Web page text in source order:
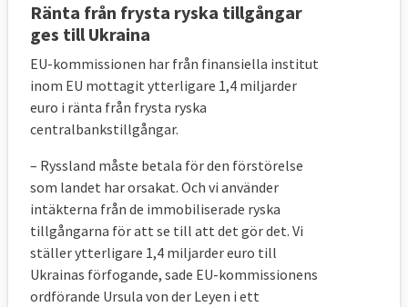
Ränta från frysta ryska tillgångar
ges till Ukraina
EU-kommissionen har från finansiella institut
inom EU mottagit ytterligare 1,4 miljarder
euro i ränta från frysta ryska
centralbankstillgångar.
– Ryssland måste betala för den förstörelse
som landet har orsakat. Och vi använder
intäkterna från de immobiliserade ryska
tillgångarna för att se till att det gör det. Vi
ställer ytterligare 1,4 miljarder euro till
Ukrainas förfogande, sade EU-kommissionens
ordförande Ursula von der Leyen i ett